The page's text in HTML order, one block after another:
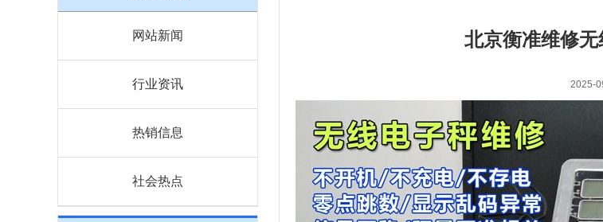
网站新闻
行业资讯
热销信息
社会热点
北京衡准维修
2025-